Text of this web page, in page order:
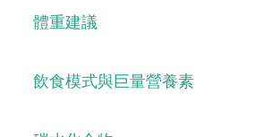
體重建議
飲食模式與巨量營養素